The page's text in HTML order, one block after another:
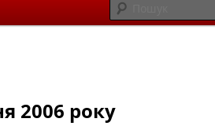
2006 року